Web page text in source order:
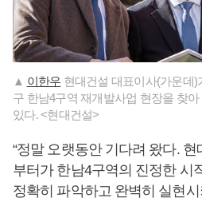
▲ 이한우 현대건설 대표이사(가운데)
구 한남4구역 재개발사업 현장을 찾
있다. <현대건설>
“정말 오랫동안 기다려 왔다.
부터가 한남4구역의 진정한 시
정확히 파악하고 완벽히 실현